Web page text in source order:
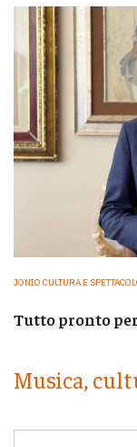
JONIO CULTURA E
Tutto pronto per
Musica,